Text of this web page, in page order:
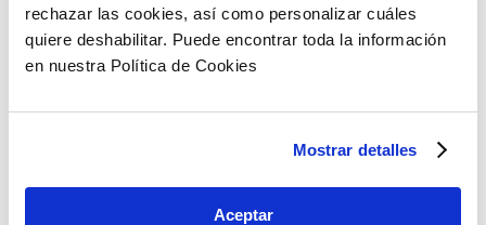
rechazar las cookies, así como personalizar cuáles
quiere deshabilitar. Puede encontrar toda la información
en nuestra Política de Cookies
Mostrar detalles
Aceptar
cultural y técnicamente en el
desarrollo de iniciativas de
Esta situación conducirá a recortar
eso es probable que provoque